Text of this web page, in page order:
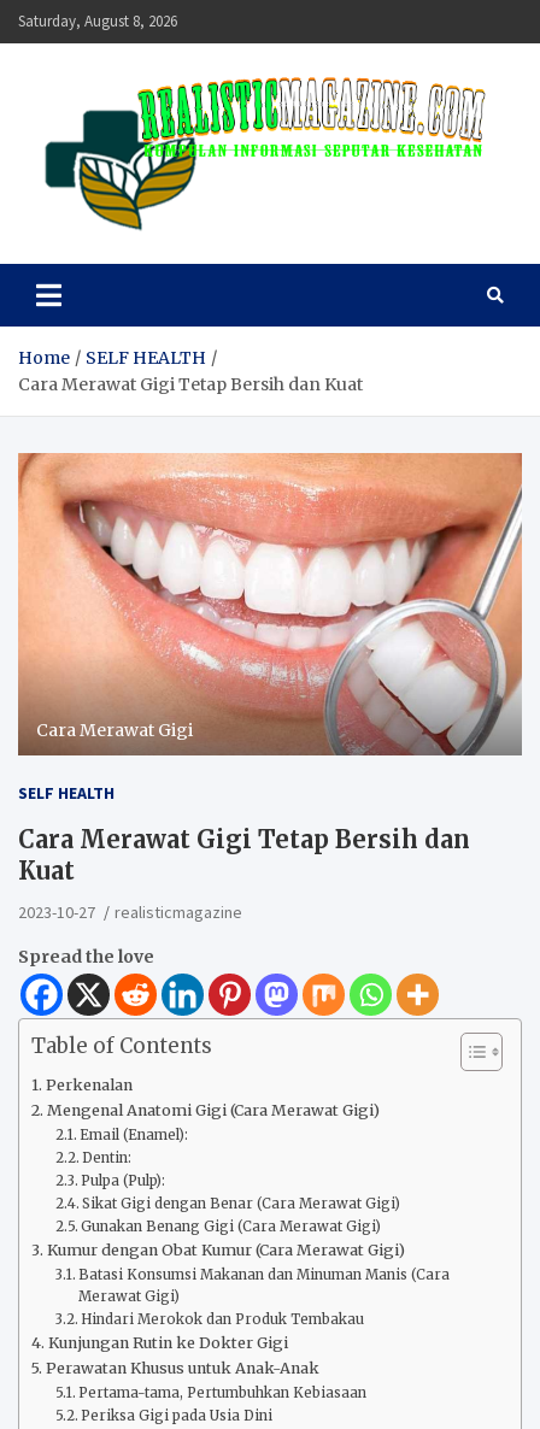
Skip
to
Saturday, August 8, 2026
realisticmagazine
Home
SELF HEALTH
Cara Merawat Gigi Tetap Bersih dan Kuat
Cara Merawat Gigi
SELF HEALTH
Cara Merawat Gigi Tetap Bersih dan
Kuat
2023-10-27 realisticmagazine
Spread the love
Table of Contents
Perkenalan
Mengenal Anatomi Gigi (Cara Merawat Gigi)
Email (Enamel):
Dentin:
Pulpa (Pulp):
Sikat Gigi dengan Benar (Cara Merawat Gigi)
Gunakan Benang Gigi (Cara Merawat Gigi)
Kumur dengan Obat Kumur (Cara Merawat Gigi)
Batasi Konsumsi Makanan dan Minuman Manis (Cara
Merawat Gigi)
Hindari Merokok dan Produk Tembakau
Kunjungan Rutin ke Dokter Gigi
Perawatan Khusus untuk Anak-Anak
Pertama-tama, Pertumbuhkan Kebiasaan
Periksa Gigi pada Usia Dini